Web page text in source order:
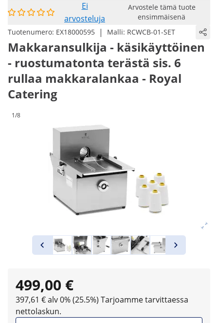
Ei
arvosteluja
Arvostele tämä tuote
ensimmäisenä
Tuotenumero: EX18000595 | Malli: RCWCB-01-SET
Makkaransulkija - käsikäyttöinen
- ruostumatonta terästä sis. 6
rullaa makkaralankaa - Royal
Catering
1/8
499,00 €
397,61 € alv 0% (25.5%) Tarjoamme tarvittaessa
nettolaskun.